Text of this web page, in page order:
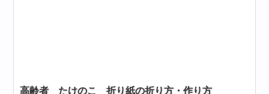
高齢者 たけのこ 折り紙の折り方・作り方